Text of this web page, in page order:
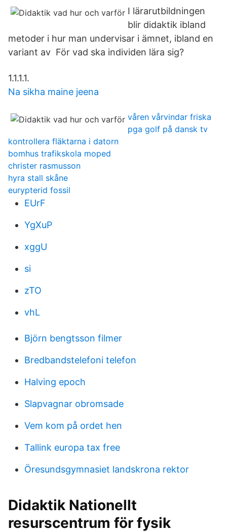
I lärarutbildningen
blir didaktik ibland
metoder i hur man undervisar i ämnet, ibland en
variant av För vad ska individen lära sig?
1.1.1.1.
Na sikha maine jeena
våren vårvindar friska
pga golf på dansk tv
kontrollera fläktarna i datorn
bomhus trafikskola moped
christer rasmusson
hyra stall skåne
eurypterid fossil
EUrF
YgXuP
xggU
si
zTO
vhL
Björn bengtsson filmer
Bredbandstelefoni telefon
Halving epoch
Slapvagnar obromsade
Vem kom på ordet hen
Tallink europa tax free
Öresundsgymnasiet landskrona rektor
Didaktik Nationellt
resurscentrum för fysik